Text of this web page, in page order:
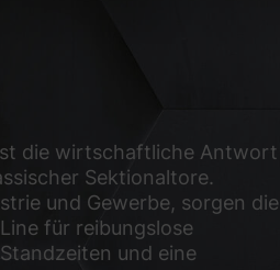
die wirtschaftliche Antwort
Sektionaltore.
und Gewerbe, sorgen die
für reibungslose
und eine
Informationen anzeigen